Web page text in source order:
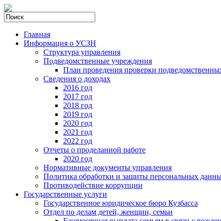
Главная
Информация о УСЗН
Структура управления
Подведомственные учреждения
План проведения проверки
Сведения о доходах
2016 год
2017 год
2018 год
2019 год
2020 год
2021 год
2022 год
Отчеты о проделанной работе
2020 год
Нормативные документы управления
Политика обработки и защиты персональных
Противодействие коррупции
Государственные услуги
Государственное юридическое бюро Кузбасса
Отдел по делам детей, женщин, семьи